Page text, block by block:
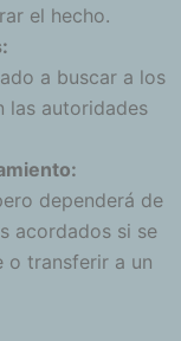
el hecho.
a buscar a los
las autoridades
dependerá de
acordados si se
o transferir a un